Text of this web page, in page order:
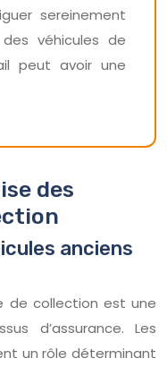
sereinement
véhicules de
peut avoir une
des
anciens
de collection est une
d’assurance. Les
un rôle déterminant